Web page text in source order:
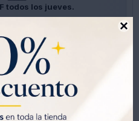

todos los jueves.